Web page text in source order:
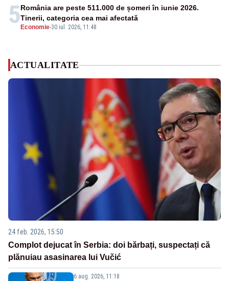
5 Economie-30 iul. 2026, 11:48
România are peste 511.000 de șomeri în iunie 2026.
Tinerii, categoria cea mai afectată
ACTUALITATE
24 feb. 2026, 15:50
Complot dejucat în Serbia: doi bărbați, suspectați că
plănuiau asasinarea lui Vučić
6 aug. 2026, 11:18